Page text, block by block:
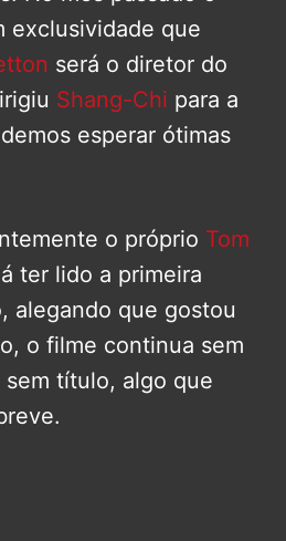
exclusividade que
será o diretor do
Shang-Chi para a
esperar ótimas
o próprio Tom
ter lido a primeira
alegando que gostou
o filme continua sem
título, algo que